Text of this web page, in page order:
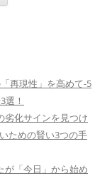
再現性」を高めて-5
！
劣化サインを見つけ
ための賢い3つの手
が「今日」から始め